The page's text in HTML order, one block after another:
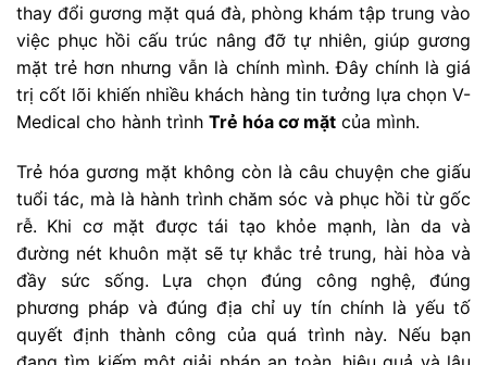
thay đổi gương mặt quá đà, phòng khám tập trung vào
việc phục hồi cấu trúc nâng đỡ tự nhiên, giúp gương
mặt trẻ hơn nhưng vẫn là chính mình. Đây chính là giá
trị cốt lõi khiến nhiều khách hàng tin tưởng lựa chọn V-
Medical cho hành trình Trẻ hóa cơ mặt của mình.
Trẻ hóa gương mặt không còn là câu chuyện che giấu
tuổi tác, mà là hành trình chăm sóc và phục hồi từ gốc
rễ. Khi cơ mặt được tái tạo khỏe mạnh, làn da và
đường nét khuôn mặt sẽ tự khắc trẻ trung, hài hòa và
đầy sức sống. Lựa chọn đúng công nghệ, đúng
phương pháp và đúng địa chỉ uy tín chính là yếu tố
quyết định thành công của quá trình này. Nếu bạn